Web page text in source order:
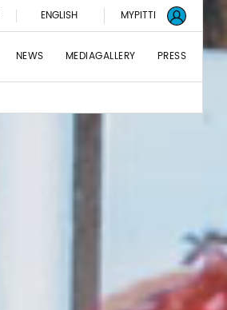
ENGLISH MYPITTI
NEWS MEDIAGALLERY PRESS